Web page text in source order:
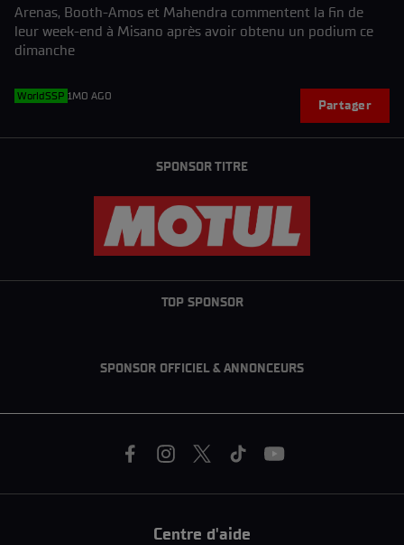
Arenas, Booth-Amos et Mahendra commentent la fin de
leur week-end à Misano après avoir obtenu un podium ce
dimanche
WorldSSP 1MO AGO
Partager
SPONSOR TITRE
TOP SPONSOR
SPONSOR OFFICIEL & ANNONCEURS
Centre d'aide